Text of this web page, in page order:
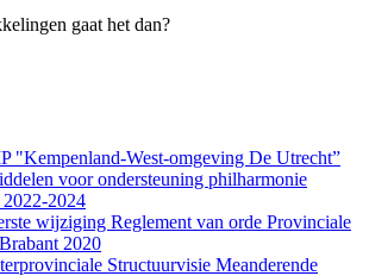
gaat het dan?
"Kempenland-West-omgeving De Utrecht”
voor ondersteuning philharmonie
2024
wijziging Reglement van orde Provinciale
2020
Structuurvisie Meanderende